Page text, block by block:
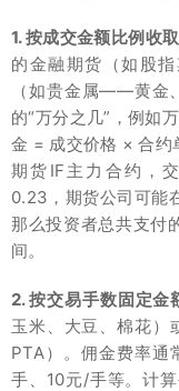
1. 按成交金额比例收取
的金融期货（如股
（如贵金属——黄金
的“万分之几”，例如
金 = 成交价格 × 合约
期货IF主力合约，
0.23，期货公司可能
那么投资者总共支付
间。
2. 按交易手数固定金
玉米、大豆、棉花）
PTA）。佣金费率通
手、10元/手等。计